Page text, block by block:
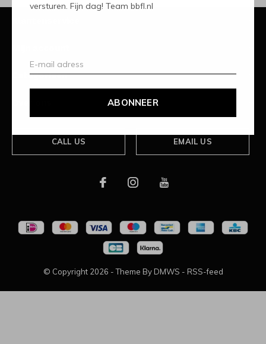
versturen. Fijn dag! Team bbfl.nl
ABONNEER
Categorieën
CALL US EMAIL US
© Copyright 2026 - Theme By DMWS - RSS-feed